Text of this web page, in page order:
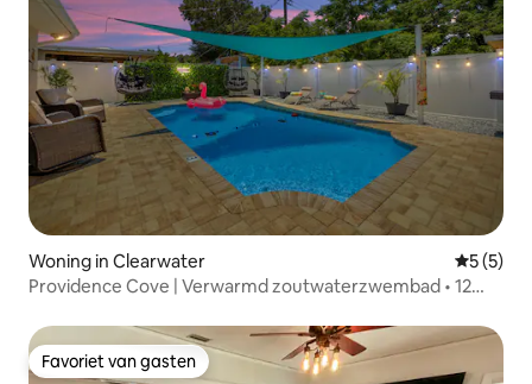
Woning in Clearwater
5 (5)
Providence Cove | Verwarmd zoutwaterzwembad • 12
Favoriet van gasten
Favoriet van gasten